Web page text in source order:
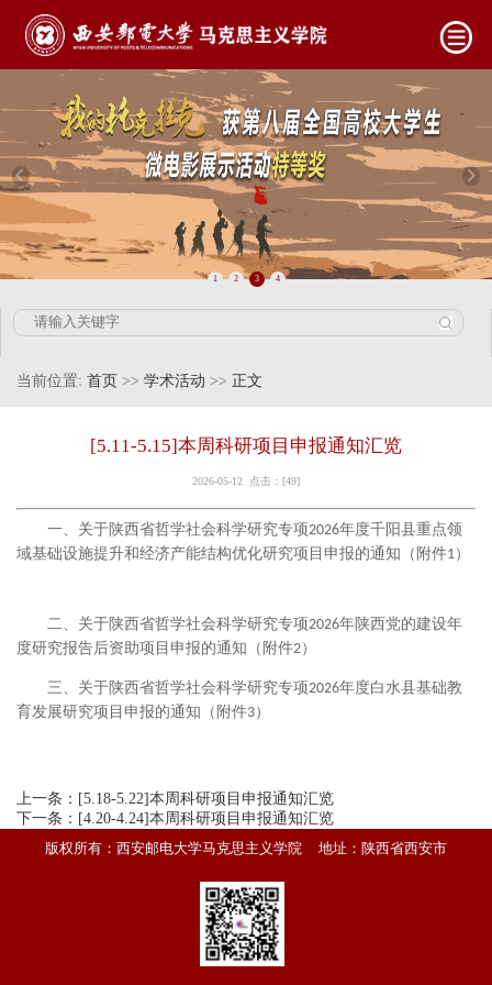
1 2 3 4
当前位置: 首页 >> 学术活动 >> 正文
[5.11-5.15]本周科研项目申报通知汇览
2026-05-12 点击：[49]
一、关于陕西省哲学社会科学研究专项2026年度千阳县重点领
域基础设施提升和经济产能结构优化研究项目申报的通知（附件1）
二、关于陕西省哲学社会科学研究专项2026年陕西党的建设年
度研究报告后资助项目申报的通知（附件2）
三、关于陕西省哲学社会科学研究专项2026年度白水县基础教
育发展研究项目申报的通知（附件3）
上一条： [5.18-5.22]本周科研项目申报通知汇览
下一条： [4.20-4.24]本周科研项目申报通知汇览
版权所有：西安邮电大学马克思主义学院 地址：陕西省西安市